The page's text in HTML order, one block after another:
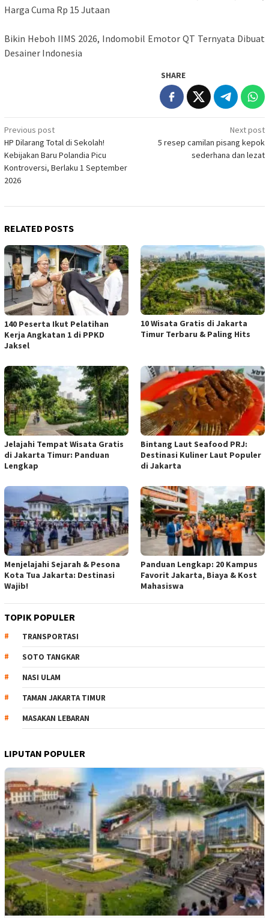
Harga Cuma Rp 15 Jutaan
Bikin Heboh IIMS 2026, Indomobil Emotor QT Ternyata Dibuat
Desainer Indonesia
SHARE
Post
navigation
Previous post
HP Dilarang Total di Sekolah!
Kebijakan Baru Polandia Picu
Kontroversi, Berlaku 1 September
2026
Next post
5 resep camilan pisang kepok
sederhana dan lezat
RELATED POSTS
140 Peserta Ikut Pelatihan
Kerja Angkatan 1 di PPKD
Jaksel
10 Wisata Gratis di Jakarta
Timur Terbaru & Paling Hits
Jelajahi Tempat Wisata Gratis
di Jakarta Timur: Panduan
Lengkap
Bintang Laut Seafood PRJ:
Destinasi Kuliner Laut Populer
di Jakarta
Menjelajahi Sejarah & Pesona
Kota Tua Jakarta: Destinasi
Wajib!
Panduan Lengkap: 20 Kampus
Favorit Jakarta, Biaya & Kost
Mahasiswa
TOPIK POPULER
TRANSPORTASI
SOTO TANGKAR
NASI ULAM
TAMAN JAKARTA TIMUR
MASAKAN LEBARAN
LIPUTAN POPULER